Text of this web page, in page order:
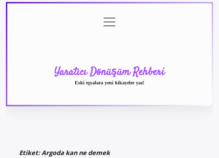
menüyü
aç
Yaratıcı Dönüşüm Rehberi
Eski eşyalara yeni hikayeler yaz!
Etiket:Argoda kan ne demek